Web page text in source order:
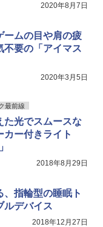
2020年8月7日
ームの目や肩の疲
不要の「アイマス
2020年3月5日
最前線
た光でスムースな
カー付きライト
2018年8月29日
、指輪型の睡眠ト
ルデバイス
2018年12月27日